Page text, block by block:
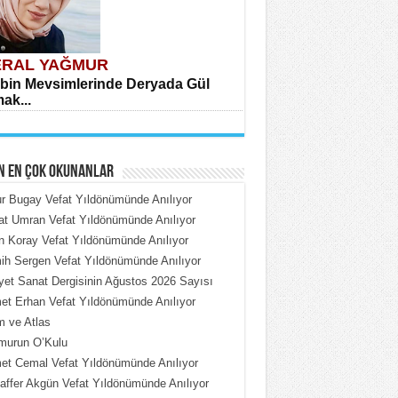
YAĞMUR
Mevsimlerinde Deryada Gül
ÇOBAN
Put Dışardaki Maskeler...
EN ÇOK OKUNANLAR
Bugay Vefat Yıldönümünde Anılıyor
Umran Vefat Yıldönümünde Anılıyor
Koray Vefat Yıldönümünde Anılıyor
Sergen Vefat Yıldönümünde Anılıyor
Sanat Dergisinin Ağustos 2026 Sayısı
Erhan Vefat Yıldönümünde Anılıyor
ve Atlas
O’Kulu
Cemal Vefat Yıldönümünde Anılıyor
Akgün Vefat Yıldönümünde Anılıyor